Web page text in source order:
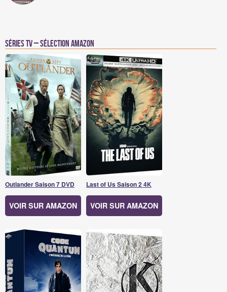
Séries TV – Sélection Amazon
Outlander Saison 7 DVD
VOIR SUR AMAZON
Last of Us Saison 2 4K
VOIR SUR AMAZON